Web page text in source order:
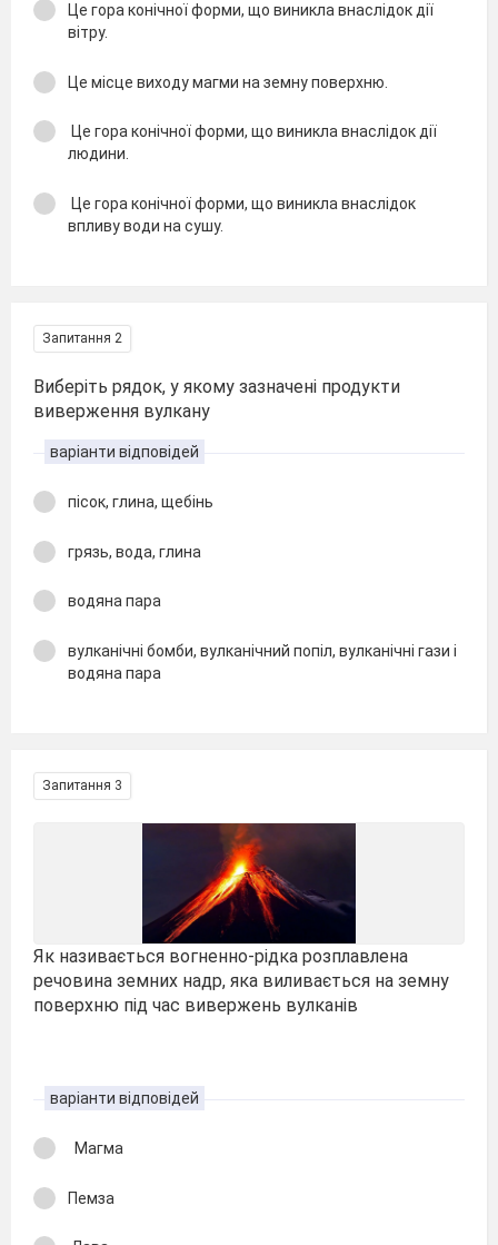
Це гора конічної форми, що виникла внаслідок дії
вітру.
Це місце виходу магми на земну поверхню.
Це гора конічної форми, що виникла внаслідок дії
людини.
Це гора конічної форми, що виникла внаслідок
впливу води на сушу.
Запитання 2
Виберіть рядок, у якому зазначені продукти
виверження вулкану
варіанти відповідей
пісок, глина, щебінь
грязь, вода, глина
водяна пара
вулканічні бомби, вулканічний попіл, вулканічні гази і
водяна пара
Запитання 3
Як називається вогненно-рідка розплавлена
речовина земних надр, яка виливається на земну
поверхню під час вивержень вулканів
варіанти відповідей
Магма
Пемза